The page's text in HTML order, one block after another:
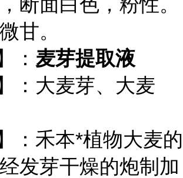
甘。
： 麦芽提取液
：大麦芽、大麦
：禾本*植物大麦的
发芽干燥的炮制加